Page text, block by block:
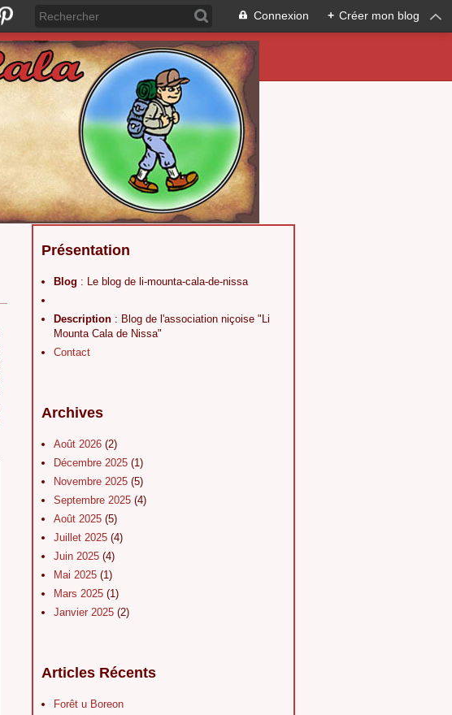
Connexion + Créer mon blog
Présentation
Blog : Le blog de li-mounta-cala-de-nissa
Description : Blog de l'association niçoise "Li
Mounta Cala de Nissa"
Contact
Archives
Août 2026 (2)
Décembre 2025 (1)
Novembre 2025 (5)
Septembre 2025 (4)
Août 2025 (5)
Juillet 2025 (4)
Juin 2025 (4)
Mai 2025 (1)
Mars 2025 (1)
Janvier 2025 (2)
Articles Récents
Forêt u Boreon